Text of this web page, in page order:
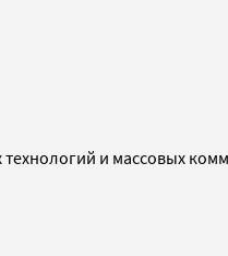
и массовых